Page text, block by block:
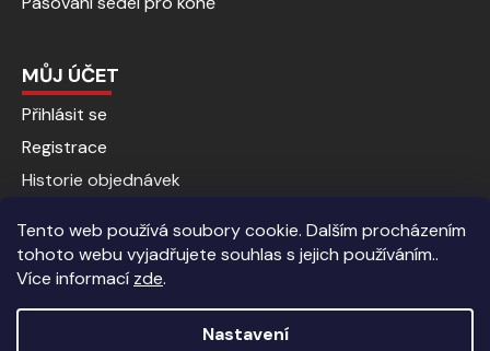
Tento web používá soubory cookie. Dalším procházením
tohoto webu vyjadřujete souhlas s jejich používáním..
Více informací zde.
Nastavení
MŮJ ÚČET
Přihlásit se
Registrace
Historie objednávek